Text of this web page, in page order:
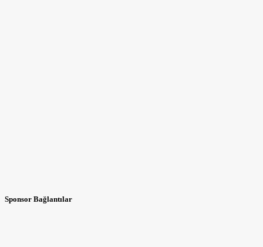
Sponsor Bağlantılar